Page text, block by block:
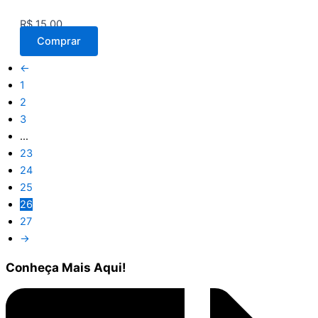
R$15,00
Comprar
←
1
2
3
…
23
24
25
26
27
→
Conheça Mais Aqui!